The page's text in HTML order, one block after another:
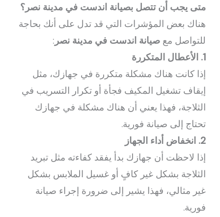
متى يجب أن تتصل بصيانة اندست في مدينة نصر؟
هناك بعض المؤشرات التي قد تدل على أنك بحاجة
للتواصل معصيانة اندست في مدينة نصر :
1. الأعطال المتكررة
إذا كانت هناك مشكلة متكررة في جهازك، مثل
إيقاف تشغيل المكيف فجأة أو تكرار التسريب في
الثلاجة، فهذا يعني أن هناك مشكلة في جهازك
تحتاج إلى صيانة فورية.
2. انخفاض أداء الجهاز
إذا لاحظت أن جهازك بدأ يفقد كفاءته مثل تبريد
الثلاجة بشكل غير كافٍ أو غسيل الملابس بشكل
غير مثالي، فهذا يشير إلى ضرورة إجراء صيانة
فورية.